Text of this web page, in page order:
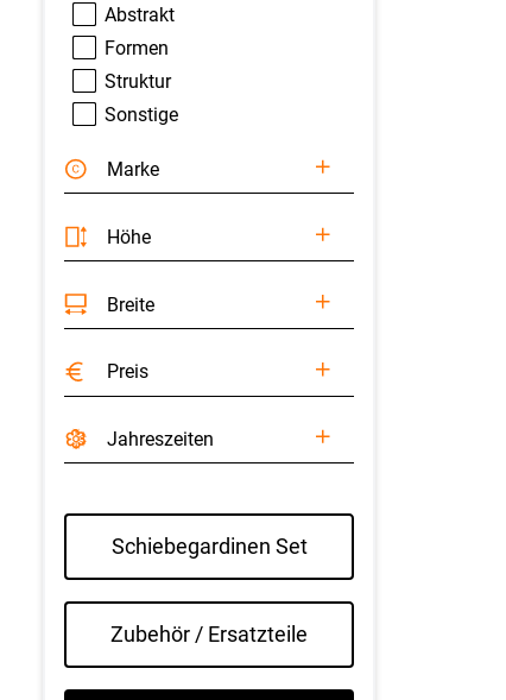
Abstrakt
Formen
Struktur
Sonstige
Marke
Höhe
Breite
Preis
Jahreszeiten
Schiebegardinen Set
Zubehör / Ersatzteile